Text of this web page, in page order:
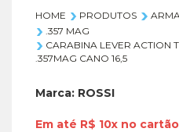
HOME PRODUTOS
.357 MAG
CARABINA LEVER ACTION
.357MAG CANO 16,5
Marca: ROSSI
Em até R$ 10x no cartão